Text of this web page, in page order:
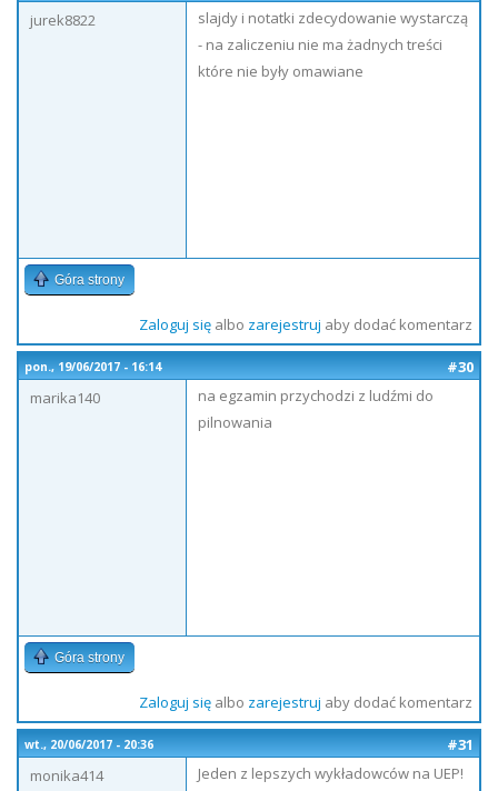
jurek8822
slajdy i notatki zdecydowanie wystarczą
- na zaliczeniu nie ma żadnych treści
które nie były omawiane
Góra strony
Zaloguj sięalbo zarejestruj aby dodać komentarz
pon., 19/06/2017 - 16:14
#30
marika140
na egzamin przychodzi z ludźmi do
pilnowania
Góra strony
Zaloguj sięalbo zarejestruj aby dodać komentarz
wt., 20/06/2017 - 20:36
#31
monika414
Jeden z lepszych wykładowców na UEP!